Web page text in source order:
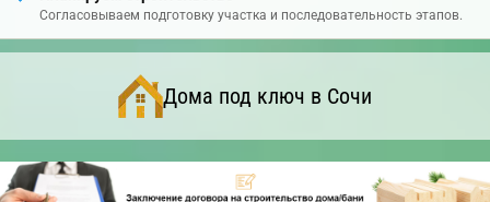
Согласовываем подготовку участка и последовательность этапов.
Дома под ключ в Сочи